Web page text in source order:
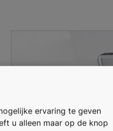
ervaring te geven
u alleen maar op de knop